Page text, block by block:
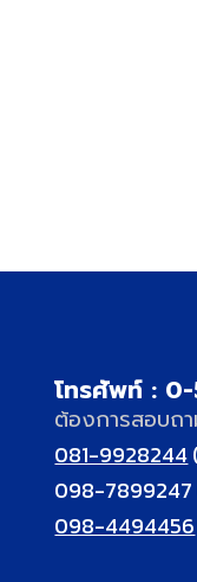
โทรศัพท์ :
ต้องการสอบถ
081-9928244
098-7899247
098-4494456